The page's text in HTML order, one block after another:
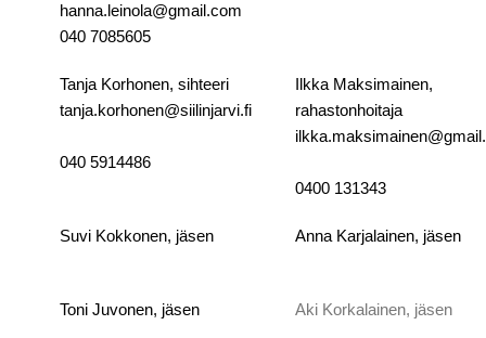
hanna.leinola@gmail.com
040 7085605
Tanja Korhonen, sihteeri
tanja.korhonen@siilinjarvi.fi
040 5914486
Ilkka Maksimainen,
rahastonhoitaja
0400 131343
Suvi Kokkonen, jäsen Anna Karjalainen, jäsen
Toni Juvonen, jäsen Aki Korkalainen, jäsen